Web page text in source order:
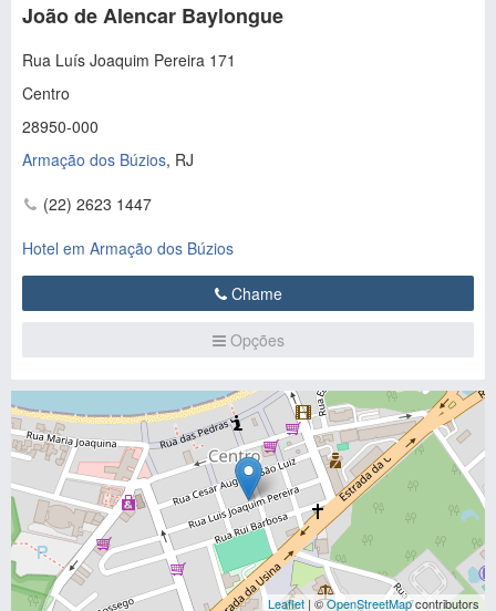
João de Alencar Baylongue
Rua Luís Joaquim Pereira 171
Centro
28950-000
Armação dos Búzios, RJ
(22) 2623 1447
Hotel em Armação dos Búzios
Chame
Opções
Leaflet | ©OpenStreetMapcontributors